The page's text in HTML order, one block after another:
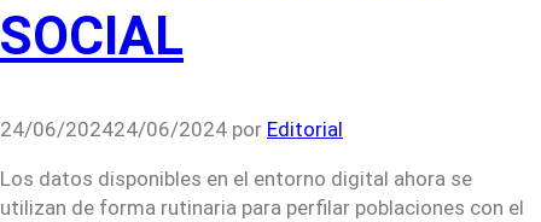
SOCIAL
24/06/202424/06/2024 por Editorial
Los datos disponibles en el entorno digital ahora se
utilizan de forma rutinaria para perfilar poblaciones con el